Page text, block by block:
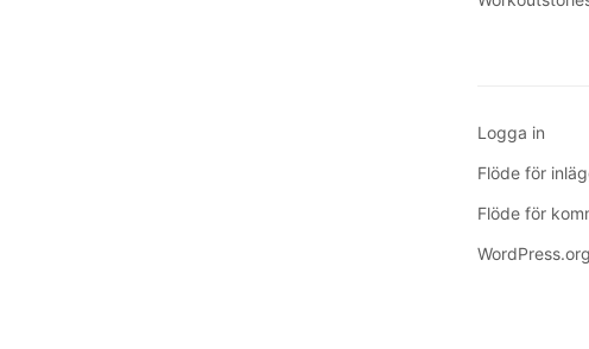
Logga in
Flöde för
Flöde för
WordPress.org